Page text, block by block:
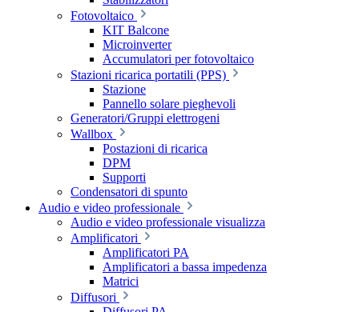
Fotovoltaico
KIT Balcone
Microinverter
Accumulatori per fotovoltaico
Stazioni ricarica portatili (PPS)
Stazione
Pannello solare pieghevoli
Generatori/Gruppi elettrogeni
Wallbox
Postazioni di ricarica
DPM
Supporti
Condensatori di spunto
Audio e video professionale
Audio e video professionale visualizza
Amplificatori
Amplificatori PA
Amplificatori a bassa impedenza
Matrici
Diffusori